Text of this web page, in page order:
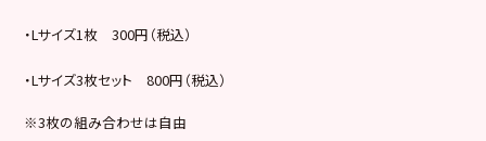
・Lサイズ1枚 300円（税込）
・Lサイズ3枚セット 800円（税込）
※3枚の組み合わせは自由